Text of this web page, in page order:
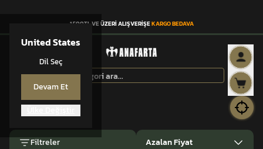
United States
Dil Seç
Devam Et
1.500TL VE ÜZERİ ALIŞVERİŞEKARGO BEDAVA
DİZLİK
Filtreler Azalan Fiyat